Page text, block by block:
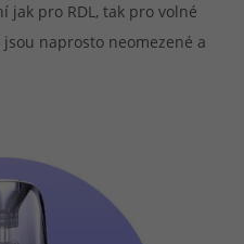
jak pro RDL, tak pro volné
naprosto neomezené a